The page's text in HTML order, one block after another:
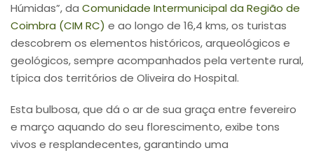
Húmidas”, da Comunidade Intermunicipal da Região de
Coimbra (CIM RC) e ao longo de 16,4 kms, os turistas
descobrem os elementos históricos, arqueológicos e
geológicos, sempre acompanhados pela vertente rural,
típica dos territórios de Oliveira do Hospital.
Esta bulbosa, que dá o ar de sua graça entre fevereiro
e março aquando do seu florescimento, exibe tons
vivos e resplandecentes, garantindo uma